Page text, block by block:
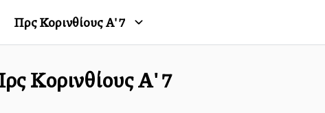
Πρὸς Κορινθίους Α'7
Κορινθίους Α'7